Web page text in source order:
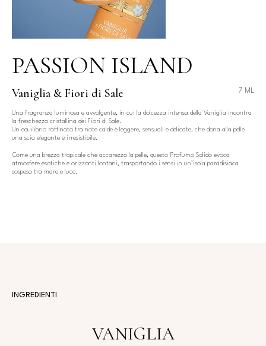
PASSION ISLAND
Vaniglia & Fiori di Sale 7 ML
Una fragranza luminosa e avvolgente, in cui la dolcezza intensa della Vaniglia incontra
la freschezza cristallina dei Fiori di Sale.
Un equilibrio raffinato tra note calde e leggere, sensuali e delicate, che dona alla pelle
una scia elegante e irresistibile.
Come una brezza tropicale che accarezza la pelle, questo Profumo Solido evoca
atmosfere esotiche e orizzonti lontani, trasportando i sensi in un’isola paradisiaca
sospesa tra mare e luce.
INGREDIENTI
VANIGLIA